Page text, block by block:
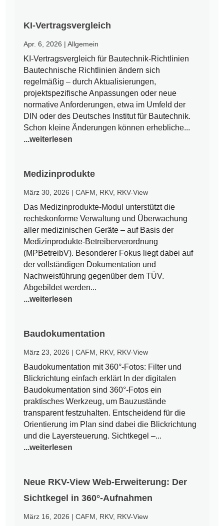
KI-Vertragsvergleich
Apr. 6, 2026 |Allgemein
KI-Vertragsvergleich für Bautechnik-Richtlinien
Bautechnische Richtlinien ändern sich
regelmäßig – durch Aktualisierungen,
projektspezifische Anpassungen oder neue
normative Anforderungen, etwa im Umfeld der
DIN oder des Deutsches Institut für Bautechnik.
Schon kleine Änderungen können erhebliche...
...weiterlesen
Medizinprodukte
März 30, 2026 |CAFM RKV, RKV-View
Das Medizinprodukte-Modul unterstützt die
rechtskonforme Verwaltung und Überwachung
aller medizinischen Geräte – auf Basis der
Medizinprodukte-Betreiberverordnung
(MPBetreibV). Besonderer Fokus liegt dabei auf
der vollständigen Dokumentation und
Nachweisführung gegenüber dem TÜV.
Abgebildet werden...
...weiterlesen
Baudokumentation
März 23, 2026 |CAFM RKV, RKV-View
Baudokumentation mit 360°-Fotos: Filter und
Blickrichtung einfach erklärt In der digitalen
Baudokumentation sind 360°-Fotos ein
praktisches Werkzeug, um Bauzustände
transparent festzuhalten. Entscheidend für die
Orientierung im Plan sind dabei die Blickrichtung
und die Layersteuerung. Sichtkegel –...
...weiterlesen
Neue RKV-View Web-Erweiterung: Der
Sichtkegel in 360°-Aufnahmen
März 16, 2026 |CAFM RKV, RKV-View